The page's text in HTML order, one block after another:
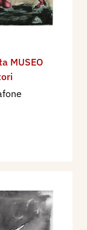
MUSEO